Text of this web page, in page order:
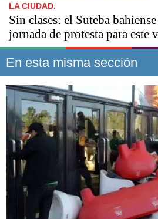
LA CIUDAD.
Sin clases: el Suteba
jornada de protesta para este
En esta misma sección